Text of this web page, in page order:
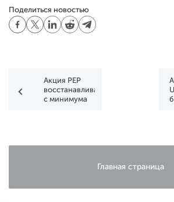
Поделиться новостью
Акция PEP
восстанавливается
с минимума
Главная страница